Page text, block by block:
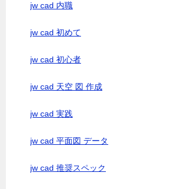
jw cad 内職
jw cad 初めて
jw cad 初心者
jw cad 天空 図 作成
jw cad 実践
jw cad 平面図 データ
jw cad 推奨スペック